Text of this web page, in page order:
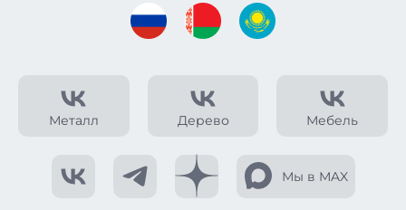
Металл Дерево Мебель
Мы в MAX